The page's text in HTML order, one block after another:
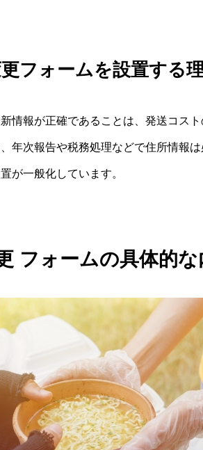
フォームを設置する
情報が正確であることは、発送コス
年次報告や税務処理などで住所情報
が一般化しています。
フォームの具体的な